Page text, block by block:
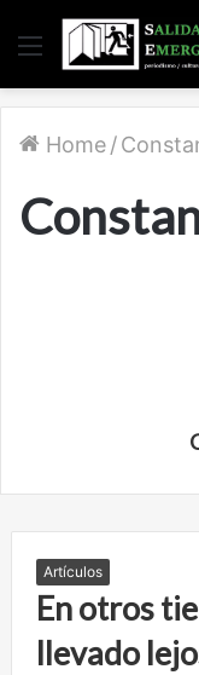
Home/
Artículos
En otros
llevado